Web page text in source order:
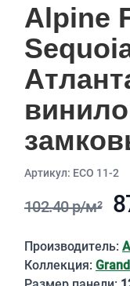
Alpine
Aртикул: ECO 11-2
102.40 р/м²
Описание
Производитель:
Коллекция: